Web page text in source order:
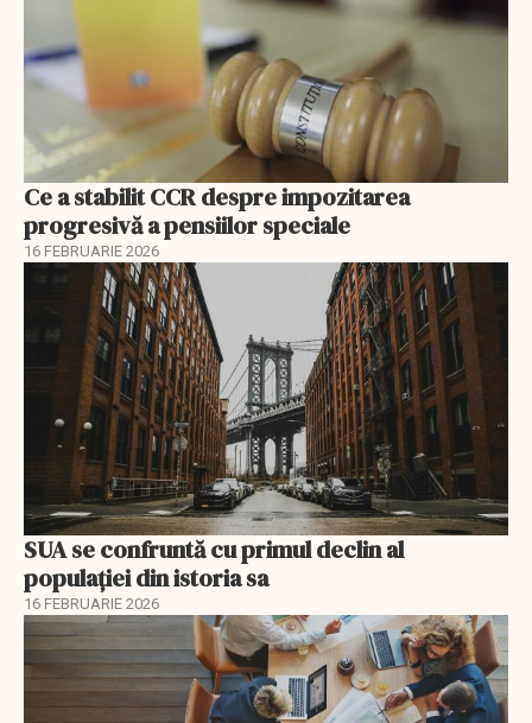
Ce a stabilit CCR despre impozitarea
progresivă a pensiilor speciale
16 FEBRUARIE 2026
SUA se confruntă cu primul declin al
populației din istoria sa
16 FEBRUARIE 2026